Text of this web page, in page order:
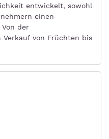
entwickelt, sowohl
einen
der
Verkauf von Früchten bis